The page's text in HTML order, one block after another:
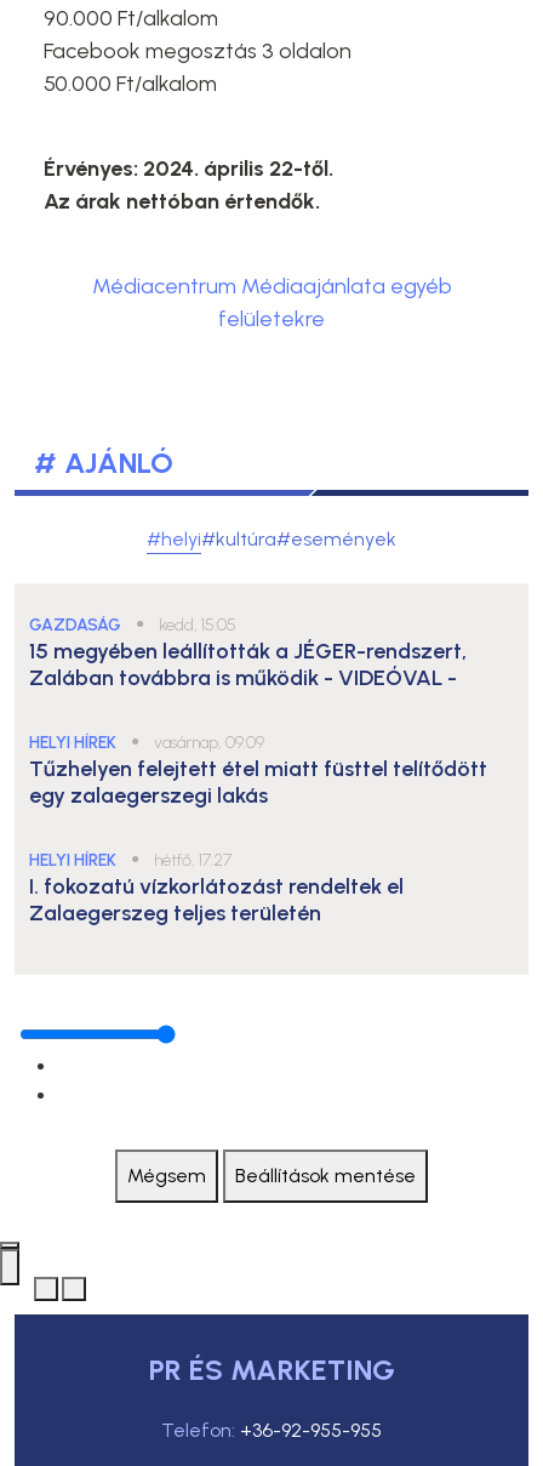
90.000 Ft/alkalom
Facebook megosztás 3 oldalon
50.000 Ft/alkalom
Érvényes: 2024. április 22-től.
Az árak nettóban értendők.
Médiacentrum Médiaajánlata egyéb
felületekre
# AJÁNLÓ
#helyi#kultúra#események
GAZDASÁG ● kedd, 15:05
15 megyében leállították a JÉGER-rendszert,
Zalában továbbra is működik - VIDEÓVAL -
HELYI HÍREK ● vasárnap, 09:09
Tűzhelyen felejtett étel miatt füsttel telítődött
egy zalaegerszegi lakás
HELYI HÍREK ● hétfő, 17:27
I. fokozatú vízkorlátozást rendeltek el
Zalaegerszeg teljes területén
Mégsem Beállítások mentése
PR ÉS MARKETING
Telefon: +36-92-955-955